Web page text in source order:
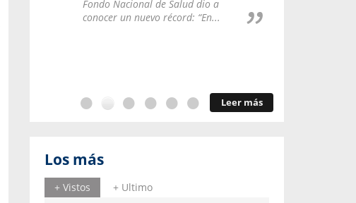
Fondo Nacional de Salud dio a
conocer un nuevo récord: “En...
Leer más
Los más
+ Vistos
+ Ultimo